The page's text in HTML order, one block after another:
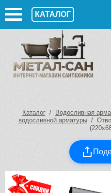
КАТАЛОГ
Каталог/ Водосливная
водосливной арматуры/